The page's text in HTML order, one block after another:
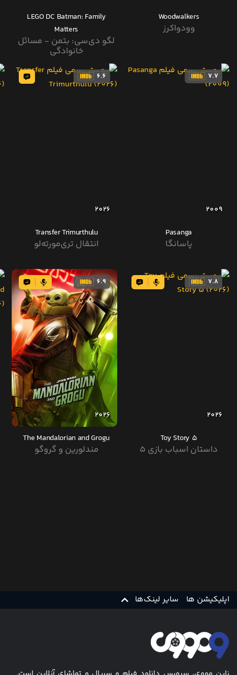
Woodwalkers
وودواکرز
LEGO DC Batman: Family
Matters
لگو دی‌سی: بتمن - مسائل
خانوادگی
7.7
2009
Pasanga
پاسانگا
6.6
2026
Transfer Trimurthulu
انتقال تری‌مورته‌لو
7.8
2026
Toy Story 5
داستان اسباب بازی 5
6.9
2026
The Mandalorian and Grogu
مندلورین و گروگو
اپلیکیشن ها سایر لینک‌ها